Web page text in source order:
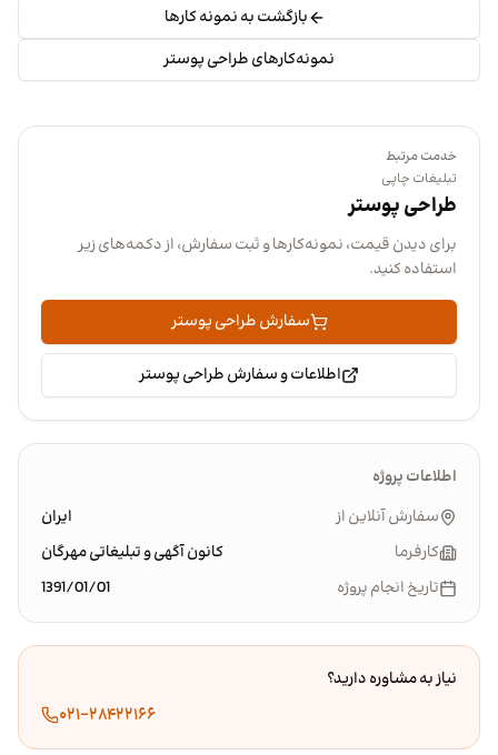
بازگشت به نمونه کارها
نمونه‌کارهای طراحی پوستر
خدمت مرتبط
تبلیغات چاپی
طراحی پوستر
برای دیدن قیمت، نمونه‌کارها و ثبت سفارش، از دکمه‌های زیر
استفاده کنید.
سفارش طراحی پوستر
اطلاعات و سفارش طراحی پوستر
اطلاعات پروژه
سفارش آنلاین از
ایران
کارفرما
کانون آگهی و تبلیغاتی مهرگان
تاریخ انجام پروژه
1391/01/01
نیاز به مشاوره دارید؟
۰۲۱-۲۸۴۲۲۱۶۶